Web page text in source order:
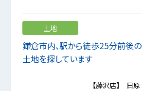
土地
鎌倉市内、駅から徒歩25分前後
土地を探しています
【藤沢店】 日